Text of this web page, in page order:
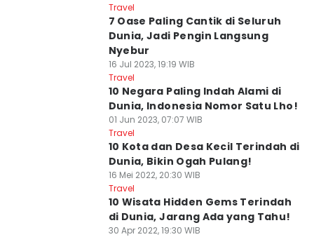
Travel
7 Oase Paling Cantik di Seluruh
Dunia, Jadi Pengin Langsung
Nyebur
16 Jul 2023, 19:19 WIB
Travel
10 Negara Paling Indah Alami di
Dunia, Indonesia Nomor Satu Lho!
01 Jun 2023, 07:07 WIB
Travel
10 Kota dan Desa Kecil Terindah di
Dunia, Bikin Ogah Pulang!
16 Mei 2022, 20:30 WIB
Travel
10 Wisata Hidden Gems Terindah
di Dunia, Jarang Ada yang Tahu!
30 Apr 2022, 19:30 WIB